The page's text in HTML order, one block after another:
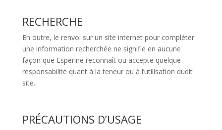
RECHERCHE
En outre, le renvoi sur un site internet pour compléter
une information recherchée ne signifie en aucune
façon que Esperine reconnaît ou accepte quelque
responsabilité quant à la teneur ou à l’utilisation dudit
site.
PRÉCAUTIONS D’USAGE